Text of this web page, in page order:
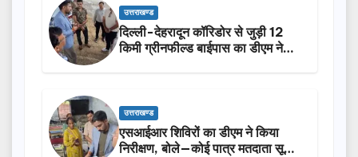
उत्तराखण्ड
दिल्ली-देहरादून कॉरिडोर से जुड़ी 12
किमी ग्रीनफील्ड बाईपास का डीएम ने
उत्तराखण्ड
एसआईआर शिविरों का डीएम ने किया
निरीक्षण, बोले—कोई पात्र मतदाता सूची